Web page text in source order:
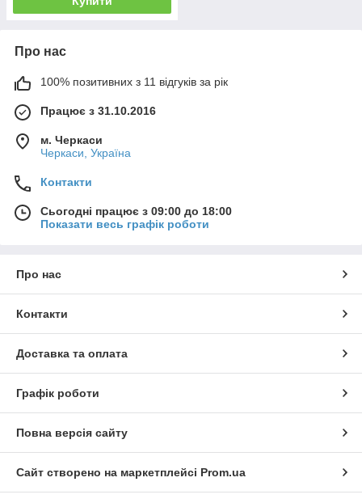
Про нас
100% позитивних з 11 відгуків за рік
Працює з 31.10.2016
м. Черкаси
Черкаси, Україна
Контакти
Сьогодні працює з 09:00 до 18:00
Показати весь графік роботи
Про нас
Контакти
Доставка та оплата
Графік роботи
Повна версія сайту
Сайт створено на маркетплейсі Prom.ua